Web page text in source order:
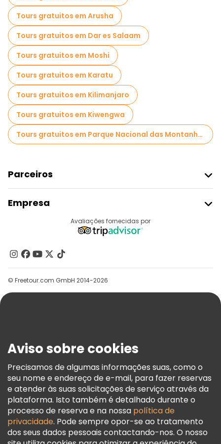
Tours gratuitos em Arusha
Tours gratuitos em Dar es Salaam
Tours gratuitos em Moshi
Tours gratuitos em Karatu
Tours gratuitos em Kilimanjaro
Tours gratuitos em Kiwengwa
Tours gratuitos em Parque Nacional das Montanhas Udzungwa
Parceiros
Registo Do Fornecedor
Programa De Afiliados
Empresa
Contacte-Nos
Grupos
Ajuda
Termos E Informações Legais
Política De Cookies
Freetour Prémios
Programa De Fidelidade
Avaliações fornecidas por
© Freetour.com GmbH 2014-2026
Aviso sobre cookies
Precisamos de algumas informações suas, como o
seu nome e endereço de e-mail, para fazer reservas
e atender às suas solicitações de serviço através da
plataforma. Isto também é detalhado durante o
processo de reserva e na nossa política de
privacidade. Pode sempre opor-se ao tratamento
dos seus dados pessoais contactando-nos. O nosso